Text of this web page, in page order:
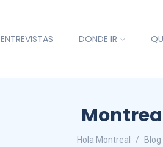
ENTREVISTAS DONDE IR
Hola Montreal Blog